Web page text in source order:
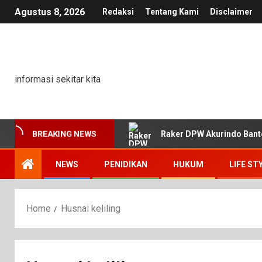
Agustus 8, 2026 Redaksi Tentang Kami Disclaimer
informasi sekitar kita
BREAKING NEWS Raker DPW Akurindo
NEWS PENIDIKAN HUKUM LIFE
Home Husnai keliling